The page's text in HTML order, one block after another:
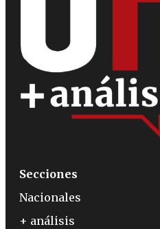
Secciones
Nacionales
+ análisis